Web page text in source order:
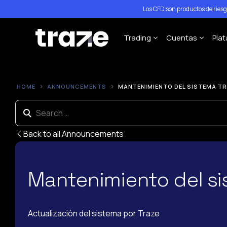
Los CFD son productos de
Trading
Políticas de
Cuentas
HOME ANNOUNCEMENTS MANTENIMIENTO DEL SISTEMA
Back to all Announcements
Mantenimiento del
Actualización del sistema por Traze